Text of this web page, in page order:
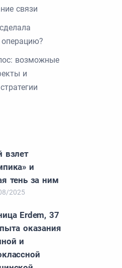
связи
возможные
и
взлет
и
тень за ним
2025
Erdem, 37
оказания
и